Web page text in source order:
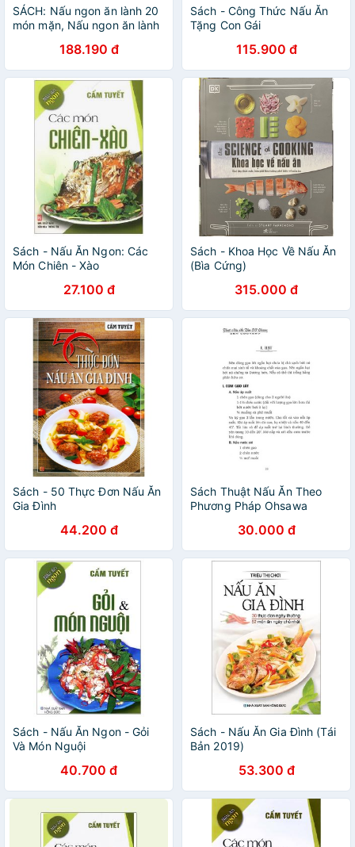
SÁCH: Nấu ngon ăn lành 20
món mặn, Nấu ngon ăn lành
188.190 đ
Sách - Công Thức Nấu Ăn
Tặng Con Gái
115.900 đ
Sách - Nấu Ăn Ngon: Các
Món Chiên - Xào
27.100 đ
Sách - Khoa Học Về Nấu Ăn
(Bìa Cứng)
315.000 đ
Sách - 50 Thực Đơn Nấu Ăn
Gia Đình
44.200 đ
Sách Thuật Nấu Ăn Theo
Phương Pháp Ohsawa
30.000 đ
Sách - Nấu Ăn Ngon - Gỏi
Và Món Nguội
40.700 đ
Sách - Nấu Ăn Gia Đình (Tái
Bản 2019)
53.300 đ